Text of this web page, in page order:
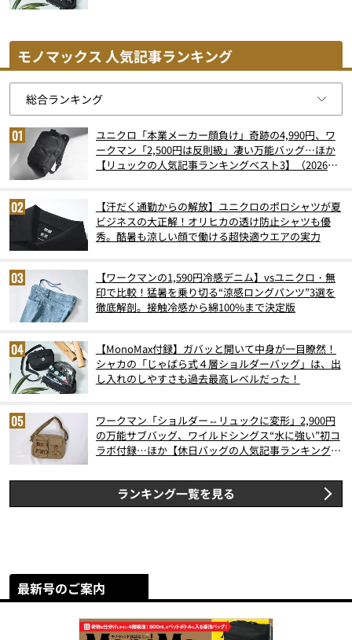
モノマックス 人気記事ランキング
ユニクロ「本業メーカー顔負け」奇跡の4,990円、ワ
ークマン「2,500円は反則級」凄い万能バッグ…ほか
【リュックの人気記事ランキングベスト3】（2026年
【汗だく通勤からの解放】ユニクロのポロシャツが夏
ビジネスの大正解！オリヒカの透け防止シャツも優
秀。酷暑も涼しい顔で働ける超快適ウエアの実力
【ワークマンの1,590円冷感デニム】vsユニクロ・無
印で比較！猛暑を乗り切る“涼感ロングパンツ”3選を
徹底解剖。接触冷感から綿100%まで決定版
【MonoMax付録】ガバッと開いて中身が一目瞭然！
シャカの「じゃばら式４層ショルダーバッグ」は、出
し入れのしやすさも過去最高レベルだった！
ワークマン「ショルダー⇔リュックに変形」2,900円
の万能サブバッグ、ワイルドシングス“水に強い”初コ
ラボ付録…ほか【休日バッグの人気記事ランキングベ
ランキング一覧を見る
最新号のご案内